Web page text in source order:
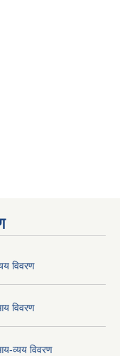
विवरण
विवरण
व्यय विवरण